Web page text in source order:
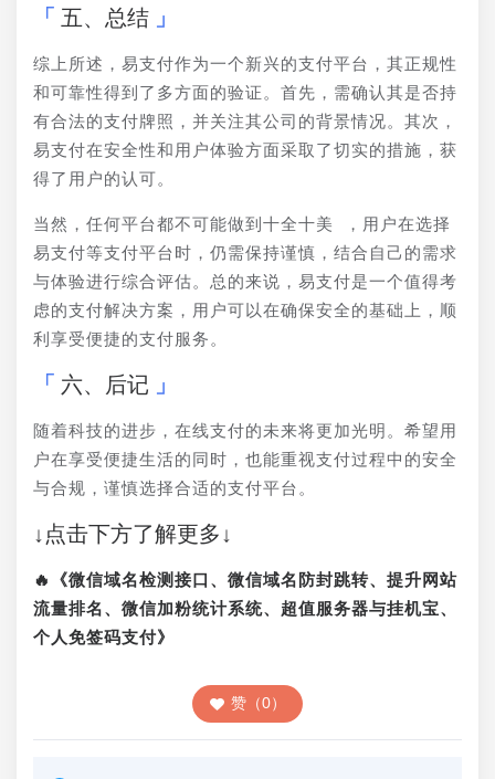
五、总结
综上所述，易支付作为一个新兴的支付平台，其正规性
和可靠性得到了多方面的验证。首先，需确认其是否持
有合法的支付牌照，并关注其公司的背景情况。其次，
易支付在安全性和用户体验方面采取了切实的措施，获
得了用户的认可。
当然，任何平台都不可能做到十全十美 ，用户在选择
易支付等支付平台时，仍需保持谨慎，结合自己的需求
与体验进行综合评估。总的来说，易支付是一个值得考
虑的支付解决方案，用户可以在确保安全的基础上，顺
利享受便捷的支付服务。
六、后记
随着科技的进步，在线支付的未来将更加光明。希望用
户在享受便捷生活的同时，也能重视支付过程中的安全
与合规，谨慎选择合适的支付平台。
↓点击下方了解更多↓
🔥《微信域名检测接口、微信域名防封跳转、提升网站
流量排名、微信加粉统计系统、超值服务器与挂机宝、
个人免签码支付》
赞（0）